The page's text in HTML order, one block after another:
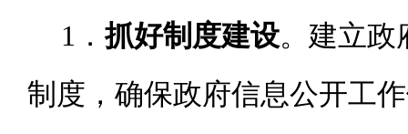
1 ．抓好制度建设。建立政
制度，确保政府信息公开工